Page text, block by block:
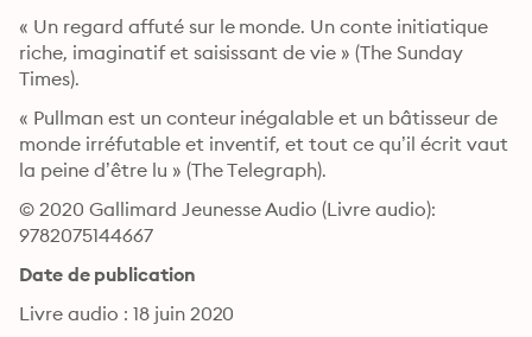
« Un regard affuté sur le monde. Un conte initiatique
riche, imaginatif et saisissant de vie » (The Sunday
Times).
« Pullman est un conteur inégalable et un bâtisseur de
monde irréfutable et inventif, et tout ce qu’il écrit vaut
la peine d’être lu » (The Telegraph).
© 2020 Gallimard Jeunesse Audio (Livre audio):
9782075144667
Date de publication
Livre audio : 18 juin 2020